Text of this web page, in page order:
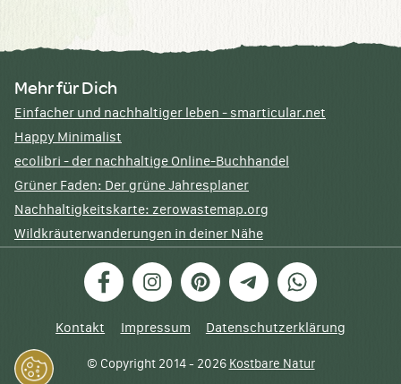
Mehr für Dich
Einfacher und nachhaltiger leben - smarticular.net
Happy Minimalist
ecolibri - der nachhaltige Online-Buchhandel
Grüner Faden: Der grüne Jahresplaner
Nachhaltigkeitskarte: zerowastemap.org
Wildkräuterwanderungen in deiner Nähe
FacebookInstagramPinterestTelegramWhatsApp
Kontakt Impressum Datenschutzerklärung
© Copyright 2014 - 2026 Kostbare Natur